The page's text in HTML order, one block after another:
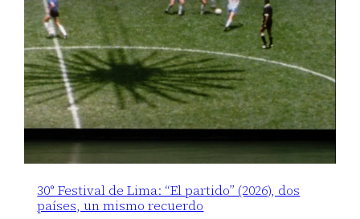
30° Festival de Lima: “El partido” (2026), dos
países, un mismo recuerdo